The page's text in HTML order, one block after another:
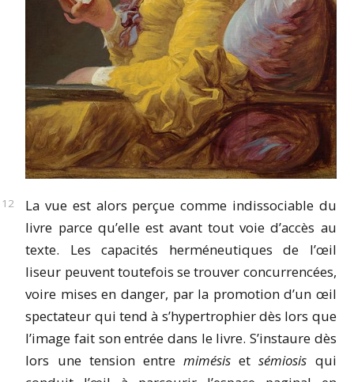
La vue est alors perçue comme indissociable du
livre parce qu’elle est avant tout voie d’accès au
texte. Les capacités herméneutiques de l’œil
liseur peuvent toutefois se trouver concurrencées,
voire mises en danger, par la promotion d’un œil
spectateur qui tend à s’hypertrophier dès lors que
l’image fait son entrée dans le livre. S’instaure dès
lors une tension entremimésisetsémiosis qui